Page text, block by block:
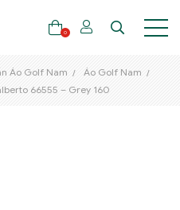
0
Áo Golf Nam
Áo Golf Nam
66555 – Grey 160